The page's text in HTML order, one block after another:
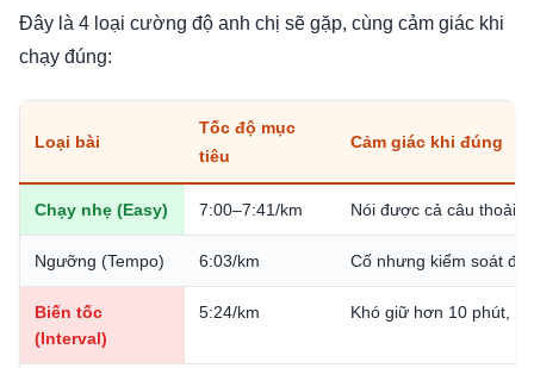
Đây là 4 loại cường độ anh chị sẽ gặp, cùng cảm giác khi
chạy đúng:
Loại bài
Tốc độ mục
tiêu
Cảm giác khi đúng
Chạy nhẹ (Easy) 7:00–7:41/km Nói được cả câu thoải
Ngưỡng (Tempo) 6:03/km Cố nhưng kiểm soát
Biến tốc
(Interval)
5:24/km Khó giữ hơn 10 phút,